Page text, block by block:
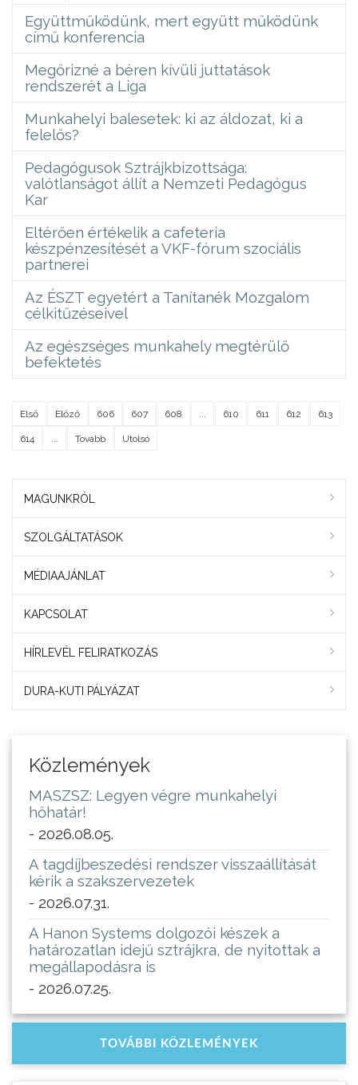
Együttműködünk, mert együtt működünk
című konferencia
Megőrizné a béren kívüli juttatások
rendszerét a Liga
Munkahelyi balesetek: ki az áldozat, ki a
felelős?
Pedagógusok Sztrájkbizottsága:
valótlanságot állít a Nemzeti Pedagógus
Kar
Eltérően értékelik a cafeteria
készpénzesítését a VKF-fórum szociális
partnerei
Az ÉSZT egyetért a Tanítanék Mozgalom
célkitűzéseivel
Az egészséges munkahely megtérülő
befektetés
Első Előző 606 607 608 610 611 612 613
614 Tovább Utolsó
MAGUNKRÓL
SZOLGÁLTATÁSOK
MÉDIAAJÁNLAT
KAPCSOLAT
HÍRLEVÉL FELIRATKOZÁS
DURA-KUTI PÁLYÁZAT
Közlemények
MASZSZ: Legyen végre munkahelyi
hőhatár!
- 2026.08.05.
A tagdíjbeszedési rendszer visszaállítását
kérik a szakszervezetek
- 2026.07.31.
A Hanon Systems dolgozói készek a
határozatlan idejű sztrájkra, de nyitottak a
megállapodásra is
- 2026.07.25.
TOVÁBBI KÖZLEMÉNYEK